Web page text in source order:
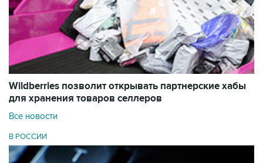
Wildberries позволит открывать партнерские хабы
для хранения товаров селлеров
Все новости
В РОССИИ